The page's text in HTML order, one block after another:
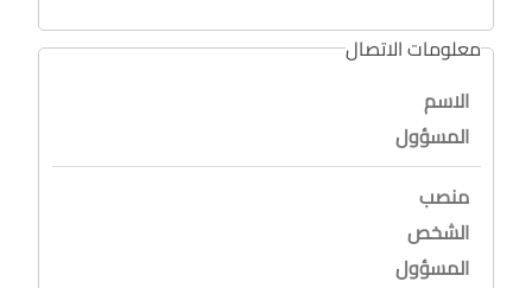
معلومات الاتصال
الاسم
المسؤول
منصب
الشخص
المسؤول